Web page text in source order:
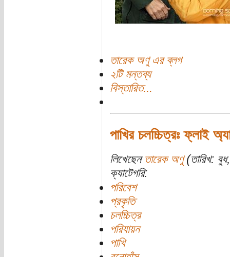
তারেক অণু এর ব্লগ
২টি মন্তব্য
বিস্তারিত...
পাখির চলচ্চিত্রঃ ফ্লাই
লিখেছেন তারেক অণু(তারিখ:
ক্যাটেগরি:
পরিবেশ
প্রকৃতি
চলচ্চিত্র
পরিযায়ন
পাখি